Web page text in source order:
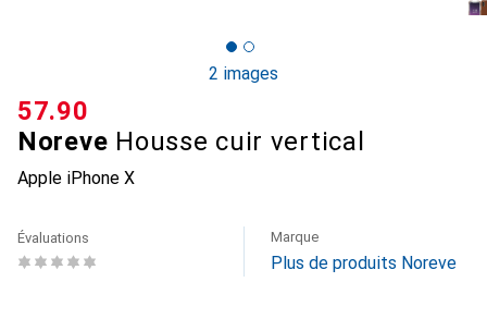
2 images
Noreve Housse cuir vertical
Apple iPhone X
CHF
57.90
Évaluations Marque
Plus de produits Noreve